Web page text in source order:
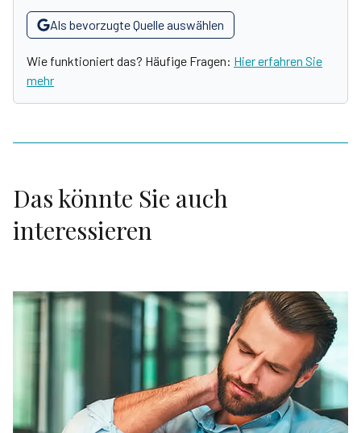
Als bevorzugte Quelle auswählen
Wie funktioniert das? Häufige Fragen: Hier erfahren Sie
mehr
Das könnte Sie auch
interessieren